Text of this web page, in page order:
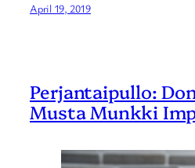
April 19, 2019
Perjantaipullo:
Musta Munkki